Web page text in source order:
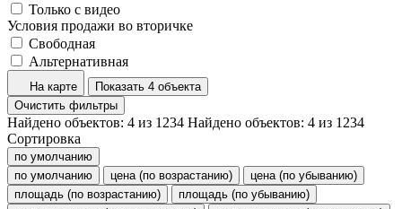
Только с видео
Условия продажи во вторичке
Свободная
Альтернативная
На карте
Показать 4 объекта
Очистить фильтры
Найдено объектов: 4 из 1234 Найдено объектов: 4 из 1234
Сортировка
по умолчанию
по умолчанию
цена (по возрастанию)
цена (по убыванию)
площадь (по возрастанию)
площадь (по убыванию)